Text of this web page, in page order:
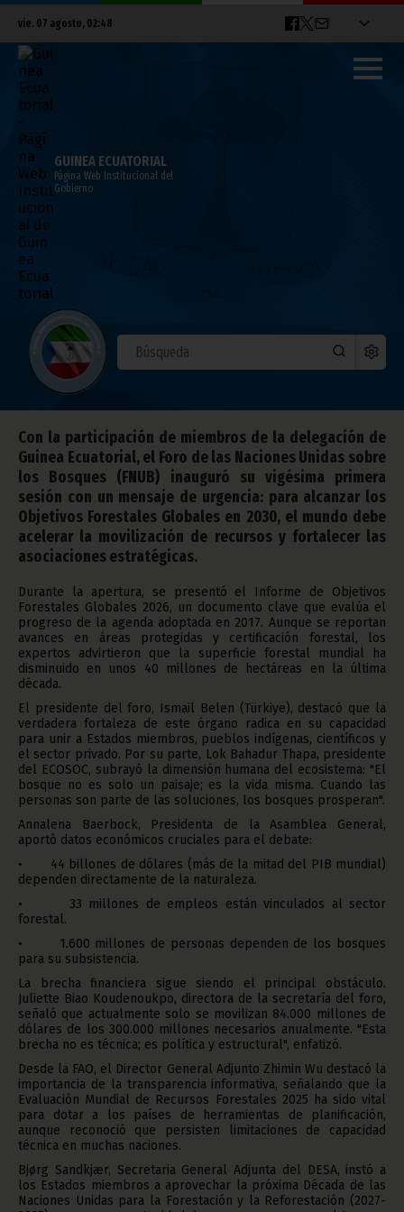
vie. 07 agosto, 02:48
GUINEA ECUATORIAL
Página Web Institucional del
Gobierno
La ONU advierte que la ruta hacia 2030 se
estrecha y urge a una acción forestal
inmediata y coordinada
mayo 12, 2026
Noticias
Con la participación de miembros de la delegación de
Guinea Ecuatorial, el Foro de las Naciones Unidas sobre
los Bosques (FNUB) inauguró su vigésima primera
sesión con un mensaje de urgencia: para alcanzar los
Objetivos Forestales Globales en 2030, el mundo debe
acelerar la movilización de recursos y fortalecer las
asociaciones estratégicas.
Durante la apertura, se presentó el Informe de Objetivos
Forestales Globales 2026, un documento clave que evalúa el
progreso de la agenda adoptada en 2017. Aunque se reportan
avances en áreas protegidas y certificación forestal, los
expertos advirtieron que la superficie forestal mundial ha
disminuido en unos 40 millones de hectáreas en la última
década.
El presidente del foro, Ismail Belen (Türkiye), destacó que la
verdadera fortaleza de este órgano radica en su capacidad
para unir a Estados miembros, pueblos indígenas, científicos y
el sector privado. Por su parte, Lok Bahadur Thapa, presidente
del ECOSOC, subrayó la dimensión humana del ecosistema: "El
bosque no es solo un paisaje; es la vida misma. Cuando las
personas son parte de las soluciones, los bosques prosperan".
Annalena Baerbock, Presidenta de la Asamblea General,
aportó datos económicos cruciales para el debate:
• 44 billones de dólares (más de la mitad del PIB mundial)
dependen directamente de la naturaleza.
• 33 millones de empleos están vinculados al sector
forestal.
• 1.600 millones de personas dependen de los bosques
para su subsistencia.
La brecha financiera sigue siendo el principal obstáculo.
Juliette Biao Koudenoukpo, directora de la secretaría del foro,
señaló que actualmente solo se movilizan 84.000 millones de
dólares de los 300.000 millones necesarios anualmente. "Esta
brecha no es técnica; es política y estructural", enfatizó.
Desde la FAO, el Director General Adjunto Zhimin Wu destacó la
importancia de la transparencia informativa, señalando que la
Evaluación Mundial de Recursos Forestales 2025 ha sido vital
para dotar a los países de herramientas de planificación,
aunque reconoció que persisten limitaciones de capacidad
técnica en muchas naciones.
Bjørg Sandkjær, Secretaria General Adjunta del DESA, instó a
los Estados miembros a aprovechar la próxima Década de las
Naciones Unidas para la Forestación y la Reforestación (2027-